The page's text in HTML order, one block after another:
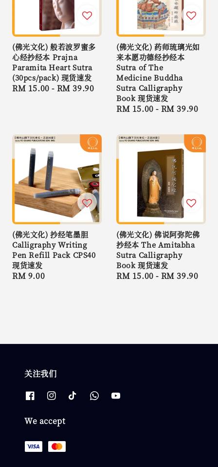
(佛光文化) 般若波罗蜜多
心经抄经本 Prajna
Paramita Heart Sutra
(30pcs/pack) 现货速发
Regular
RM 15.00 - RM 39.90
(佛光文化) 药师琉璃光如
来本愿功德经抄经本
Sutra of The
Medicine Buddha
Sutra Calligraphy
Book 现货速发
Regular
RM 15.00 - RM 39.90
(佛光文化) 抄经笔墨胆
Calligraphy Writing
Pen Refill Pack CPS40
现货速发
Regular
RM 9.00
(佛光文化) 佛说阿弥陀佛
抄经本 The Amitabha
Sutra Calligraphy
Book 现货速发
Regular
RM 15.00 - RM 39.90
关注我们
We accept